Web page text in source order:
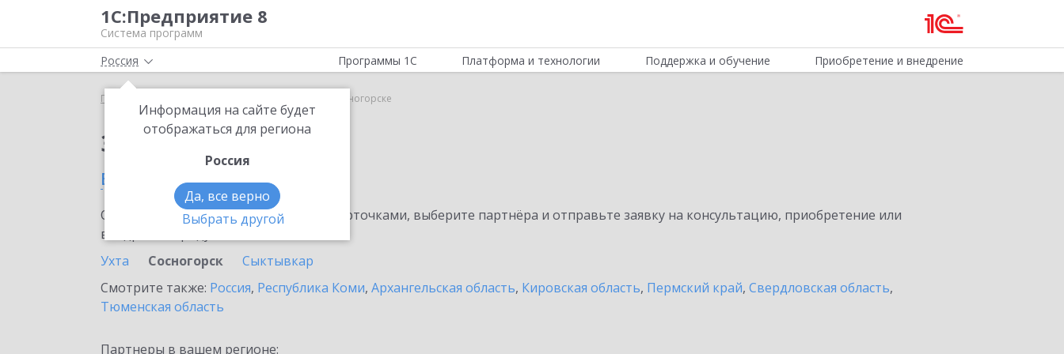
1С:Предприятие 8
Система программ
Россия
Информация на сайте будет
отображаться для региона
Россия
Да, все верно
Выбрать другой
Программы 1С Платформа и технологии Поддержка и обучение Приобретение и внедрение
Главная Bidzaar в Сосногорске
Заказать Bidzaar
в Сосногорске
Ознакомьтесь с информационными карточками, выберите партнёра и отправьте заявку на консультацию, приобретение или
внедрение продукта.
Ухта
Сосногорск
Сыктывкар
Смотрите также: Россия, Республика Коми, Архангельская область, Кировская область, Пермский край, Свердловская область,
Тюменская область
Партнеры в вашем регионе: